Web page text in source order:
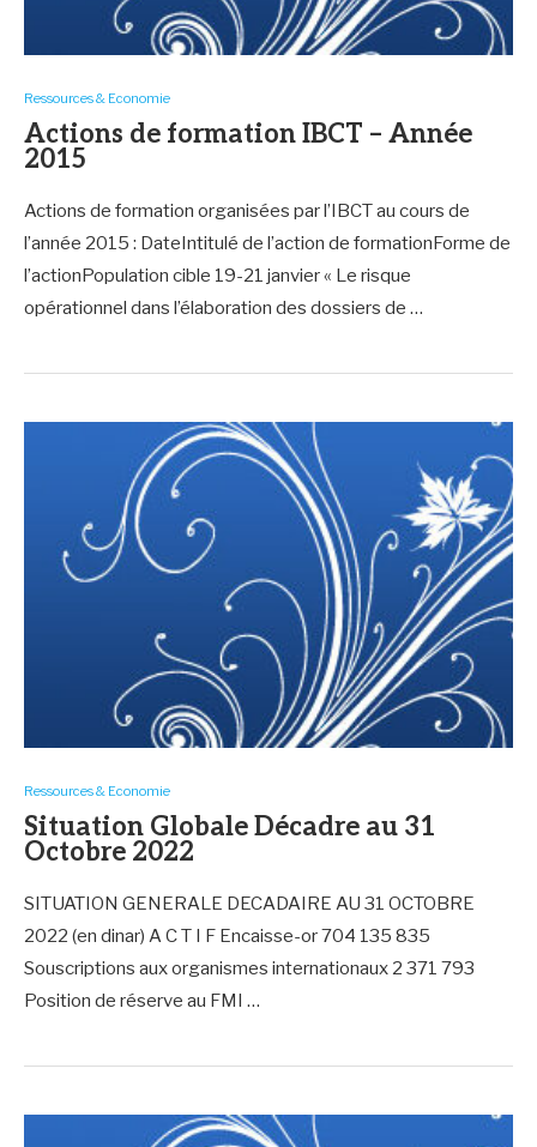
Ressources & Economie
Actions de formation IBCT – Année
2015
Actions de formation organisées par l’IBCT au cours de
l’année 2015 : DateIntitulé de l’action de formationForme de
l’actionPopulation cible 19-21 janvier « Le risque
opérationnel dans l’élaboration des dossiers de …
Ressources & Economie
Situation Globale Décadre au 31
Octobre 2022
SITUATION GENERALE DECADAIRE AU 31 OCTOBRE
2022 (en dinar) A C T I F Encaisse-or 704 135 835
Souscriptions aux organismes internationaux 2 371 793
Position de réserve au FMI …